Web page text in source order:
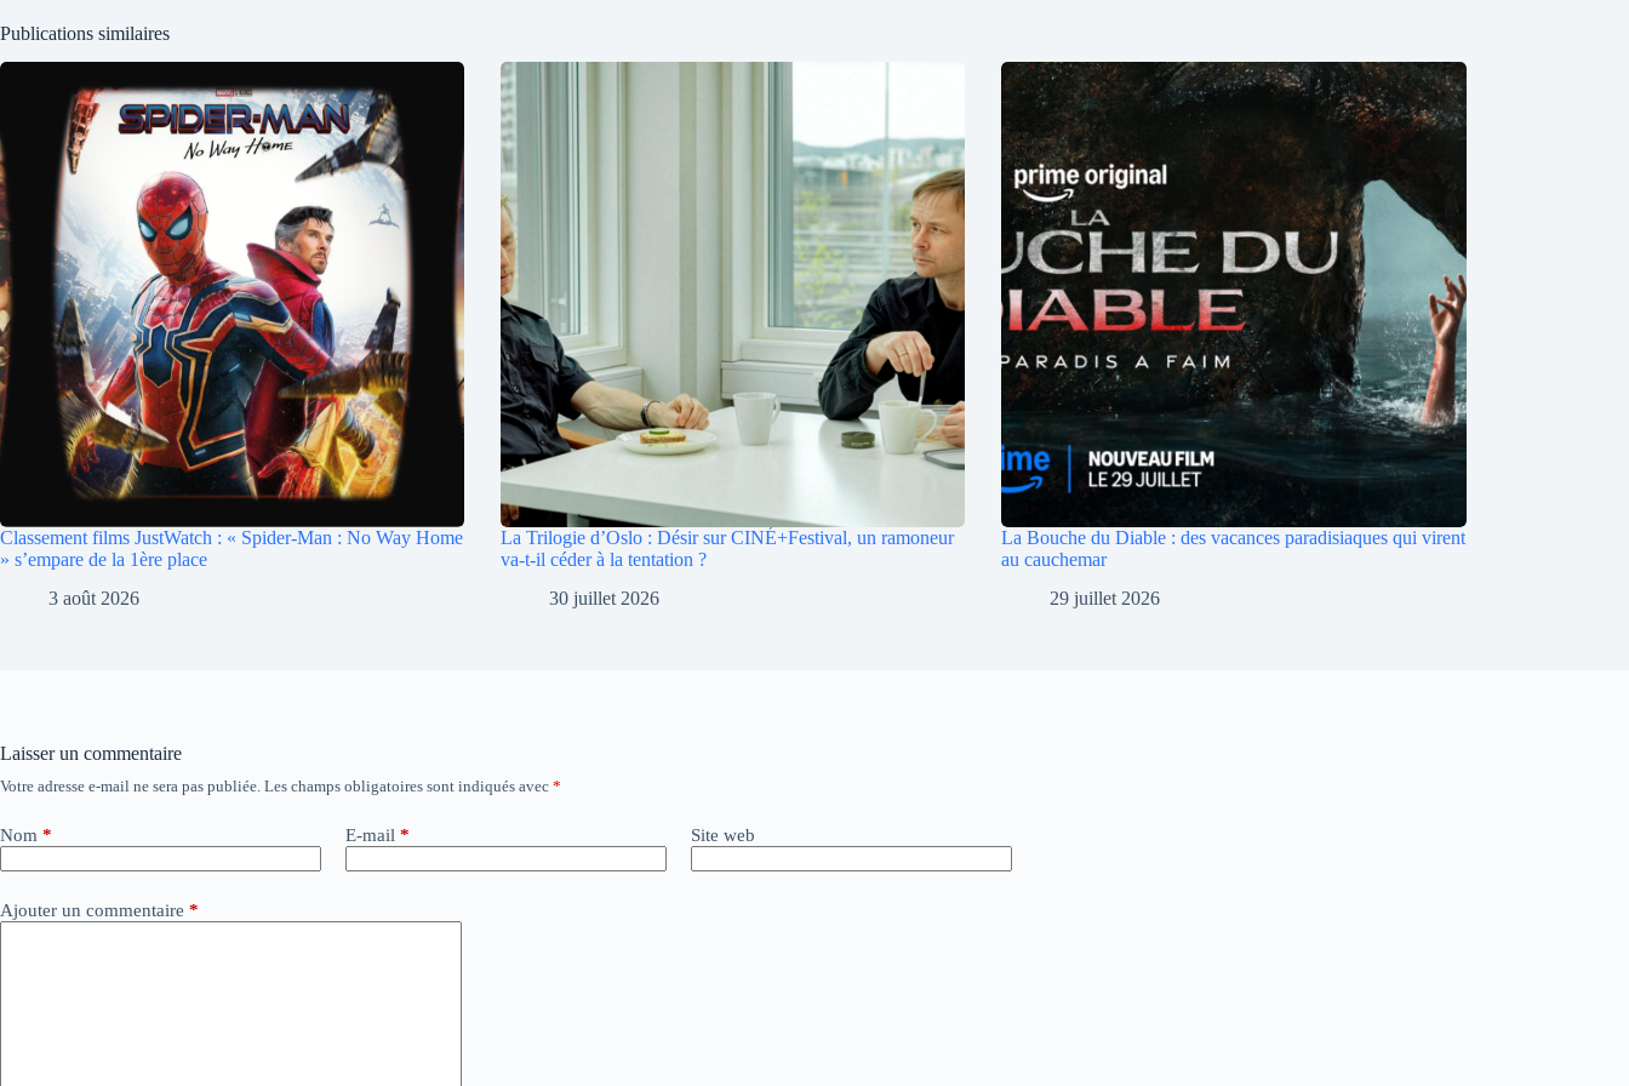
Publications similaires
Classement films JustWatch : « Spider-Man : No Way Home
» s’empare de la 1ère place
3 août 2026
La Trilogie d’Oslo : Désir sur CINÉ+Festival, un ramoneur
va-t-il céder à la tentation ?
30 juillet 2026
La Bouche du Diable : des vacances paradisiaques qui virent
au cauchemar
29 juillet 2026
Laisser un commentaire
Votre adresse e-mail ne sera pas publiée. Les champs obligatoires sont indiqués avec *
Nom * E-mail * Site web
Ajouter un commentaire *
A
t
e
r
a